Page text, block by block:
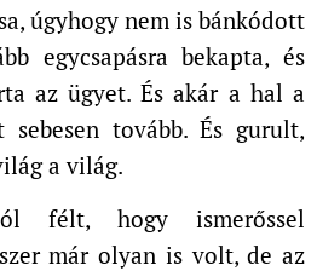
úgyhogy nem is bánkódott
egycsapásra bekapta, és
az ügyet. És akár a hal a
tovább. És gurult,
a világ.
félt, hogy ismerőssel
már olyan is volt, de az